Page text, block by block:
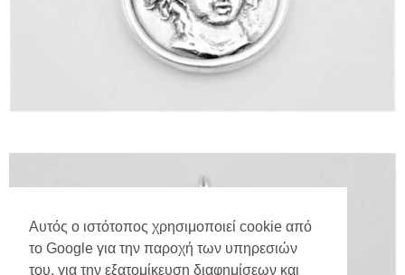
Αυτός ο ιστότοπος χρησιμοποιεί cookie από
το Google για την παροχή των υπηρεσιών
του, για την εξατομίκευση διαφημίσεων και